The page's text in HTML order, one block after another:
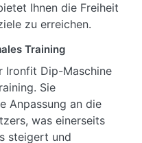
Ihnen die Freiheit
zu erreichen.
Training
Ironfit Dip-Maschine
Sie
Anpassung an die
was einerseits
steigert und